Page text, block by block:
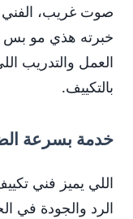
صوت غريب،
خبرته هذي مو بس
العمل والتدريب
بالتكييف.
خدمة بسرعة
اللي يميز فني
الرد والجودة في